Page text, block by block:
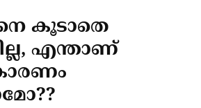
കൂടാതെ
എന്താണ്